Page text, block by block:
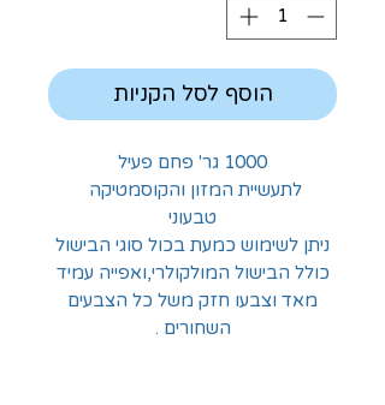
הוסף לסל הקניות
1000 גר' פחם פעיל
לתעשיית המזון והקוסמטיקה
טבעוני
ניתן לשימוש כמעת בכול סוגי הבישול
כולל הבישול המולקולרי,ואפייה עמיד
מאד וצבעו חזק משל כל הצבעים
השחורים .